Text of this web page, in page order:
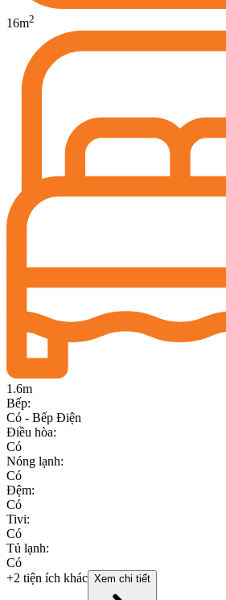
16m2
1.6m
Bếp:
Có - Bếp Điện
Điều hòa:
Có
Nóng lạnh:
Có
Đệm:
Có
Tivi:
Có
Tủ lạnh:
Có
+2 tiện ích khác Xem chi tiết